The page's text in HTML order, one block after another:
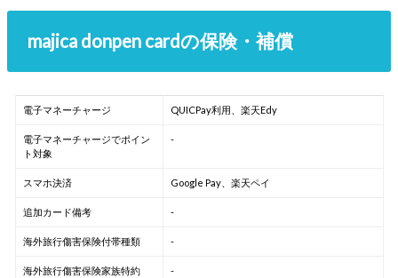
majica donpen cardの保険・補償
電子マネーチャージ QUICPay利用、楽天Edy
電子マネーチャージでポイン
ト対象
-
スマホ決済 Google Pay、楽天ペイ
追加カード備考 -
海外旅行傷害保険付帯種類 -
海外旅行傷害保険家族特約 -